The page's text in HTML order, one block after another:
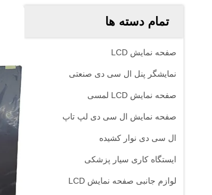
تمام دسته ها
صفحه نمایش LCD
نمایشگر پنل ال سی دی صنعتی
صفحه نمایش LCD لمسی
صفحه نمایش ال سی دی لپ تاپ
ال سی دی نوار کشیده
ایستگاه کاری سیار پزشکی
لوازم جانبی صفحه نمایش LCD